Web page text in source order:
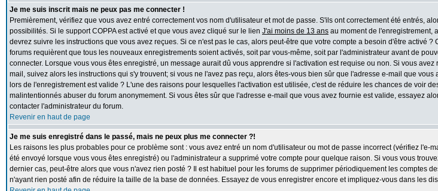
Je me suis inscrit mais ne peux pas me connecter !
Premièrement, vérifiez que vous avez entré correctement vos nom d'utilisateur et mot de passe. S'ils ont correctement été entrés,
possibilités. Si le support COPPA est activé et que vous avez cliqué sur le lien J'ai moins de 13 ans au moment de l'enregistrement,
devrez suivre les instructions que vous avez reçues. Si ce n'est pas le cas, alors peut-être que votre compte a besoin d'être activé ?
forums requièrent que tous les nouveaux enregistrements soient activés, soit par vous-même, soit par l'administrateur avant de
connecter. Lorsque vous vous êtes enregistré, un message aurait dû vous apprendre si l'activation est requise ou non. Si vous avez
mail, suivez alors les instructions qui s'y trouvent; si vous ne l'avez pas reçu, alors êtes-vous bien sûr que l'adresse e-mail que vous
lors de l'enregistrement est valide ? L'une des raisons pour lesquelles l'activation est utilisée, c'est de réduire les chances de voir
malintentionnés abuser du forum anonymement. Si vous êtes sûr que l'adresse e-mail que vous avez fournie est valide, essayez
contacter l'administrateur du forum.
Revenir en haut de page
Je me suis enregistré dans le passé, mais ne peux plus me connecter ?!
Les raisons les plus probables pour ce problème sont : vous avez entré un nom d'utilisateur ou mot de passe incorrect (vérifiez l'e-
été envoyé lorsque vous vous êtes enregistré) ou l'administrateur a supprimé votre compte pour quelque raison. Si vous vous
dernier cas, peut-être alors que vous n'avez rien posté ? Il est habituel pour les forums de supprimer périodiquement les comptes
n'ayant rien posté afin de réduire la taille de la base de données. Essayez de vous enregistrer encore et impliquez-vous dans les